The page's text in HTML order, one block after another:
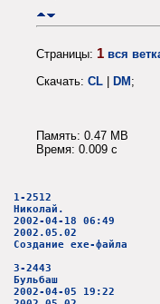
Страницы: 1 вся
Скачать: CL DM ;
Память: 0.47 MB
Время: 0.009 c
1-2512
Николай.
2002-04-18 06:49
2002.05.02
Создание exe-файла
3-2443
Бульбаш
2002-04-05 19:22